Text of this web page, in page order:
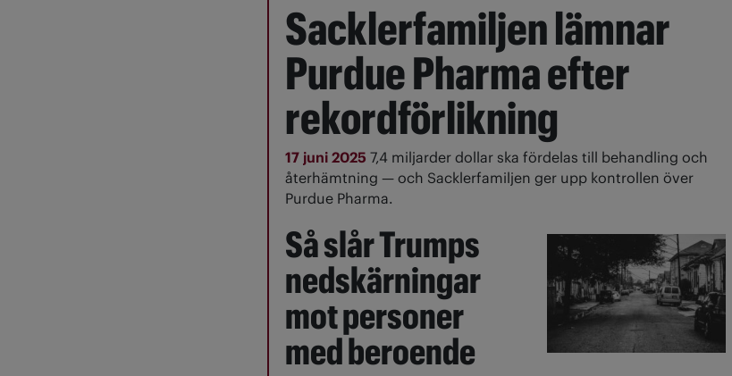
Sacklerfamiljen lämnar
Purdue Pharma efter
rekordförlikning
17 juni 2025 7,4 miljarder dollar ska fördelas till behandling och
återhämtning — och Sacklerfamiljen ger upp kontrollen över
Purdue Pharma.
Så slår Trumps
nedskärningar
mot personer
med beroende